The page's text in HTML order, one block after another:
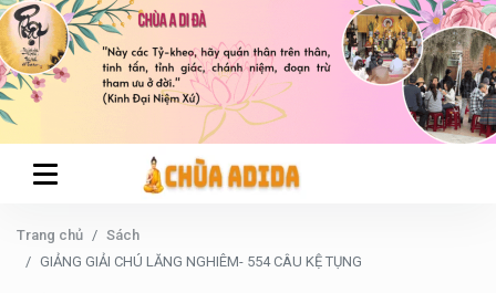
Trang chủ
Sách
GIẢNG GIẢI CHÚ LĂNG NGHIÊM- 554 CÂU KỆ TỤNG